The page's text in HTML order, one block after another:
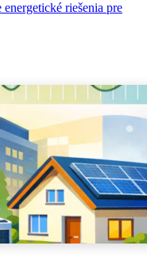
riešenia pre